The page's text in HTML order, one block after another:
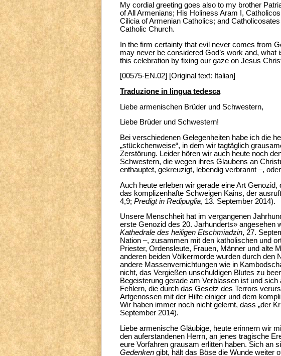
My cordial greeting goes also to my brother
of All Armenians; His Holiness Aram I,
Cilicia of Armenian Catholics; and
Catholic Church.
In the firm certainty that evil never comes from
may never be considered God’s work and,
this celebration by fixing our gaze on Jesus
[00575-EN.02] [Original text: Italian]
Traduzione in lingua tedesca
Liebe armenischen Brüder und Schwestern,
Liebe Brüder und Schwestern!
Bei verschiedenen Gelegenheiten habe ich die
„stückchenweise“, in dem wir tagtäglich
Zerstörung. Leider hören wir auch heute noch
Schwestern, die wegen ihres Glaubens an
enthauptet, gekreuzigt, lebendig verbrannt –,
Auch heute erleben wir gerade eine Art
das komplizenhafte Schweigen Kains, der
4,9; Predigt in Redipuglia, 13. September 2014).
Unsere Menschheit hat im vergangenen
erste Genozid des 20. Jarhunderts» angesehen
Kathedrale des heiligen Etschmiadzin, 27.
Nation –, zusammen mit den katholischen und
Priester, Ordensleute, Frauen, Männer und alte
anderen beiden Völkermorde wurden durch den
andere Massenvernichtungen wie in
nicht, das Vergießen unschuldigen Blutes zu
Begeisterung gerade am Verblassen ist und
Fehlern, die durch das Gesetz des Terrors
Artgenossen mit der Hilfe einiger und dem
Wir haben immer noch nicht gelernt, dass „der
September 2014).
Liebe armenische Gläubige, heute erinnern wir
den auferstandenen Herrn, an jenes tragische
eure Vorfahren grausam erlitten haben. Sich an
Gedenken gibt, hält das Böse die Wunde weiter